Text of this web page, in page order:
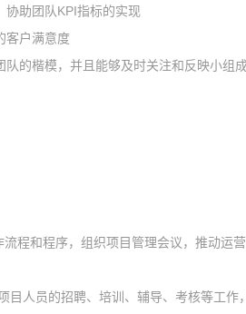
协助团队KPI指标的实现
客户满意度
的楷模，并且能够及时关注和反映小组
程和程序，组织项目管理会议，推动运
目人员的招聘、培训、辅导、考核等工作